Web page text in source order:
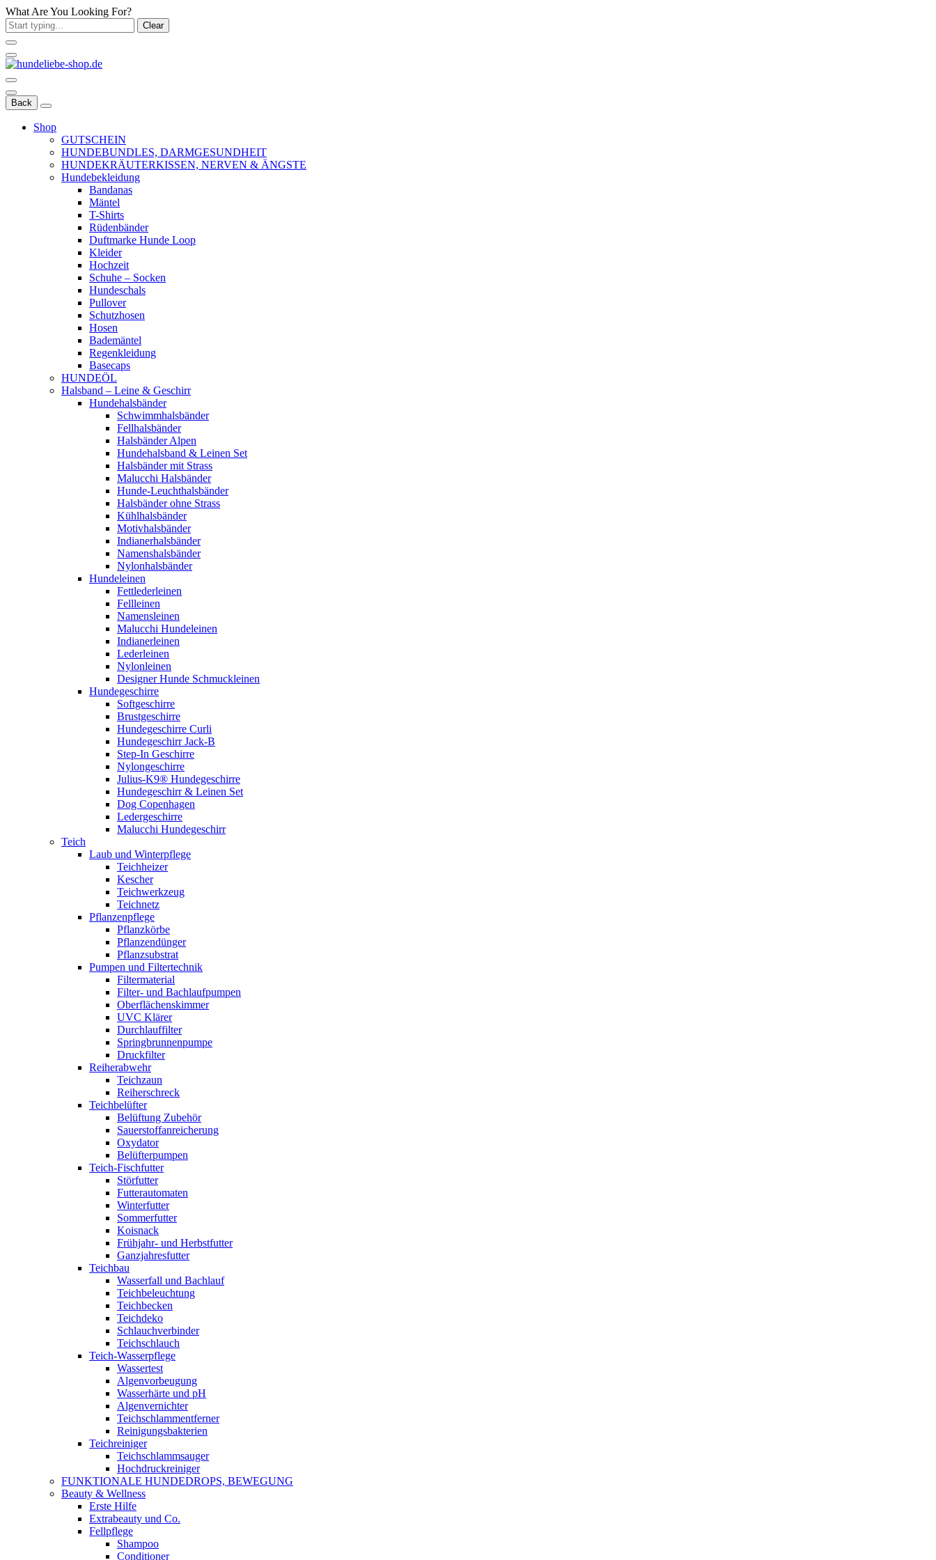
What Are You Looking For?
Clear
Back
Shop
GUTSCHEIN
HUNDEBUNDLES, DARMGESUNDHEIT
HUNDEKRÄUTERKISSEN, NERVEN & ÄNGSTE
Hundebekleidung
Bandanas
Mäntel
T-Shirts
Rüdenbänder
Duftmarke Hunde Loop
Kleider
Hochzeit
Schuhe – Socken
Hundeschals
Pullover
Schutzhosen
Hosen
Bademäntel
Regenkleidung
Basecaps
HUNDEÖL
Halsband – Leine & Geschirr
Hundehalsbänder
Schwimmhalsbänder
Fellhalsbänder
Halsbänder Alpen
Hundehalsband & Leinen Set
Halsbänder mit Strass
Malucchi Halsbänder
Hunde-Leuchthalsbänder
Halsbänder ohne Strass
Kühlhalsbänder
Motivhalsbänder
Indianerhalsbänder
Namenshalsbänder
Nylonhalsbänder
Hundeleinen
Fettlederleinen
Fellleinen
Namensleinen
Malucchi Hundeleinen
Indianerleinen
Lederleinen
Nylonleinen
Designer Hunde Schmuckleinen
Hundegeschirre
Softgeschirre
Brustgeschirre
Hundegeschirre Curli
Hundegeschirr Jack-B
Step-In Geschirre
Nylongeschirre
Julius-K9® Hundegeschirre
Hundegeschirr & Leinen Set
Dog Copenhagen
Ledergeschirre
Malucchi Hundegeschirr
Teich
Laub und Winterpflege
Teichheizer
Kescher
Teichwerkzeug
Teichnetz
Pflanzenpflege
Pflanzkörbe
Pflanzendünger
Pflanzsubstrat
Pumpen und Filtertechnik
Filtermaterial
Filter- und Bachlaufpumpen
Oberflächenskimmer
UVC Klärer
Durchlauffilter
Springbrunnenpumpe
Druckfilter
Reiherabwehr
Teichzaun
Reiherschreck
Teichbelüfter
Belüftung Zubehör
Sauerstoffanreicherung
Oxydator
Belüfterpumpen
Teich-Fischfutter
Störfutter
Futterautomaten
Winterfutter
Sommerfutter
Koisnack
Frühjahr- und Herbstfutter
Ganzjahresfutter
Teichbau
Wasserfall und Bachlauf
Teichbeleuchtung
Teichbecken
Teichdeko
Schlauchverbinder
Teichschlauch
Teich-Wasserpflege
Wassertest
Algenvorbeugung
Wasserhärte und pH
Algenvernichter
Teichschlammentferner
Reinigungsbakterien
Teichreiniger
Teichschlammsauger
Hochdruckreiniger
FUNKTIONALE HUNDEDROPS, BEWEGUNG
Beauty & Wellness
Erste Hilfe
Extrabeauty und Co.
Fellpflege
Shampoo
Conditioner